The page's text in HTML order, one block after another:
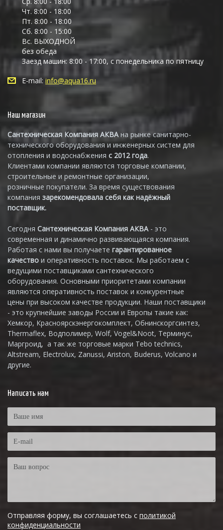
Чт. 8:00 - 18:00
Пт. 8:00 - 18:00
Сб. 8:00 - 15:00
Вс. ВЫХОДНОЙ
без обеда
Заезд машин: 8:00 - 17:00, с понедельника по пятницу
E-mail: info@aqua16.ru
Наш магазин
Сантехническая Компания АКВАна рынке санитарно-
технического оборудования и инженерных систем для
отопления и водоснабжения с 2012 года.
Клиентами компании являются торговые компании,
строительные и ремонтные организации,
розничные покупатели. За время существования
компания зарекомендовала себя как надёжный
поставщик.
Сегодня Сантехническая Компания АКВА - это
современная и динамично развивающаяся компания.
Работая с нами вы получаете гарантированное
качество и оперативность поставок. Мы работаем с
ведущими поставщиками сантехнического
оборудования. Основными приоритетами компании
являются оперативность поставок и конкурентные
цены при высоком качестве продукции. Наши поставщики
- это крупнейшие заводы России и Европы такие как:
Хемкор, Красноярскэнергокомплект, Обнинскоргсинтез,
Thermaflex, Водполимер, Wolf, Vogel&Noot, Терминус,
Маргроид, а так же торговые марки Tebo technics,
Altstream, Electrolux, Zanussi, Ariston, Buderus, Volcano и
другие.
Написать нам
Отправляя форму, вы соглашаетесь с политикой
конфиденциальности